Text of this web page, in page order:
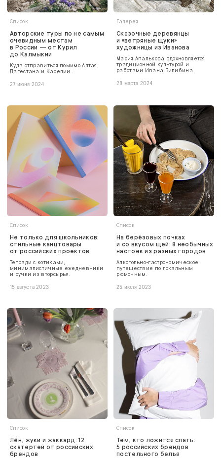
Список
Авторские туры по не самым
очевидным местам
в России — от Курил
до Калмыкии
Куда отправиться помимо Алтая,
Дагестана и Карелии.
27 июня 2024
Галерея
Сказочные деревянцы
и «ветряные щуки»
художницы из Иванова
Мария Апалькова вдохновляется
традиционной культурой и
работами Ивана Билибина.
28 марта 2024
Список
Не только для школьников:
стильные канцтовары
от российских проектов
Тетради с котиками,
минималистичные ежедневники
и ручки из вторсырья.
15 августа 2023
Список
На берёзовых почках
и со вкусом щей: 8 необычных
настоек из разных городов
Алкогольно-гастрономическое
путешествие по локальным
рюмочным.
25 июля 2023
Список
Лён, жуки и жаккард: 12
скатертей от российских
брендов
Список
Тем, кто ложится спать:
5 российских брендов
постельного белья